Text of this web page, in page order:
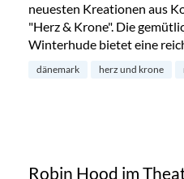
neuesten Kreationen aus
"Herz & Krone". Die
Winterhude bietet eine
dänemark herz und krone
Robin Hood im